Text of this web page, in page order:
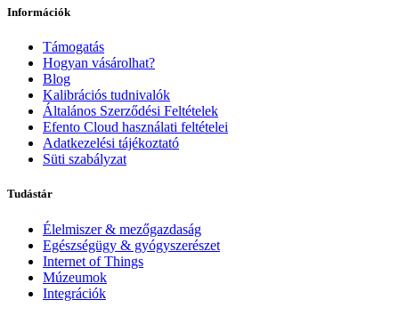
Információk
Támogatás
Hogyan vásárolhat?
Blog
Kalibrációs tudnivalók
Általános Szerződési Feltételek
Efento Cloud használati feltételei
Adatkezelési tájékoztató
Süti szabályzat
Tudástár
Élelmiszer & mezőgazdaság
Egészségügy & gyógyszerészet
Internet of Things
Múzeumok
Integrációk